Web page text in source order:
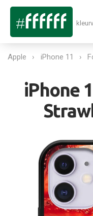
Apple iPhone 11
iPhone